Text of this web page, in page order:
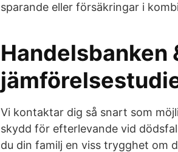
sparande eller försäkringar i
Handelsbanken
Vi kontaktar dig så snart som
skydd för efterlevande vid
du din familj en viss trygghet om